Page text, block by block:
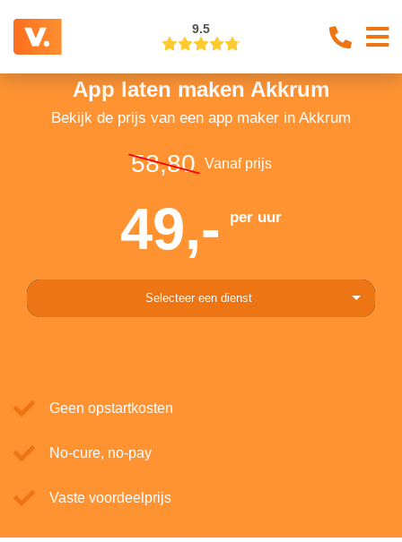
9.5
App laten maken Akkrum
Bekijk de prijs van een app maker in Akkrum
58,80 Vanaf prijs
49,- per uur
Selecteer een dienst
Geen opstartkosten
No-cure, no-pay
Vaste voordeelprijs